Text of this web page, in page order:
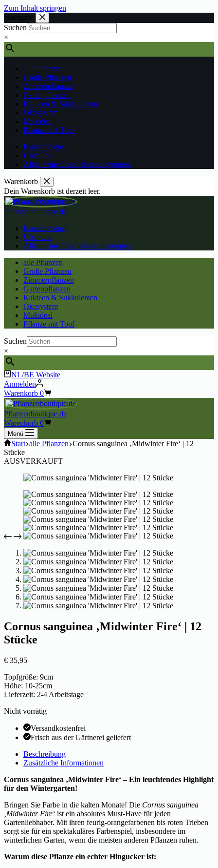
Zum Inhalt springen
Navigatie
Suchen
×
alle Pflanzen
Große Pflanzen
Zimmerpflanzen
Gartenpflanzen
Kakteen & Sukkulenten
Ökosystem
Multideal
Pflanze mit Topf
Kundendienst
Über uns
Allgemeine Geschäftsbedingungen
Warenkorb
Dein Warenkorb ist derzeit leer.
Pflanzenboutique.de
Kundendienst
Über uns
Allgemeine Geschäftsbedingungen
alle Pflanzen
Große Pflanzen
Zimmerpflanzen
Gartenpflanzen
Kakteen & Sukkulenten
Ökosystem
Multideal
Pflanze mit Topf
Suchen
×
NL/BE Website
Anmelden
Warenkorb 0
Pflanzenboutique.de
Warenkorb 0
Menü
Start alle Pflanzen Cornus sanguinea ‚Midwinter Fire‘ | 12
Stücke
AUSVERKAUFT
Cornus sanguinea ‚Midwinter Fire‘ | 12
Stücke
€ 35,95
Topfgröße: 9cm
Höhe: 10-25cm
Lieferzeit: 2-4 Arbeitstage
Nicht vorrätig
Versandkostenfrei
Frisch aus der Gärtnerei geliefert
Beschreibung
Zusätzliche Informationen
Cornus sanguinea ‚Midwinter Fire‘ – Ein leuchtendes Highlight
für den Wintergarten!
Bringen Sie Farbe in die kalten Monate! Die Cornus sanguinea
‚Midwinter Fire‘ ist ein absolutes Must-Have für jeden
Gartenliebhaber. Mit ihren feurig-orangefarbenen bis roten Trieben
sorgt sie für ein spektakuläres Farbenspiel, insbesondere im
winterlichen Garten, wenn die meisten anderen Pflanzen ruhen.
Warum diese Pflanze ein echter Hingucker ist: